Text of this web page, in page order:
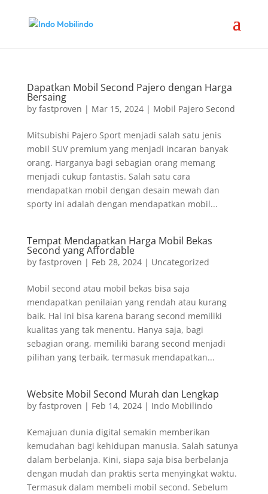
Dapatkan Mobil Second Pajero dengan Harga
Bersaing
by fastproven | Mar 15, 2024| Mobil Pajero Second
Mitsubishi Pajero Sport menjadi salah satu jenis
mobil SUV premium yang menjadi incaran banyak
orang. Harganya bagi sebagian orang memang
menjadi cukup fantastis. Salah satu cara
mendapatkan mobil dengan desain mewah dan
sporty ini adalah dengan mendapatkan mobil...
Tempat Mendapatkan Harga Mobil Bekas
Second yang Affordable
by fastproven | Feb 28, 2024| Uncategorized
Mobil second atau mobil bekas bisa saja
mendapatkan penilaian yang rendah atau kurang
baik. Hal ini bisa karena barang second memiliki
kualitas yang tak menentu. Hanya saja, bagi
sebagian orang, memiliki barang second menjadi
pilihan yang terbaik, termasuk mendapatkan...
Website Mobil Second Murah dan Lengkap
by fastproven | Feb 14, 2024| Indo Mobilindo
Kemajuan dunia digital semakin memberikan
kemudahan bagi kehidupan manusia. Salah satunya
dalam berbelanja. Kini, siapa saja bisa berbelanja
dengan mudah dan praktis serta menyingkat waktu.
Termasuk dalam membeli mobil second. Sebelum